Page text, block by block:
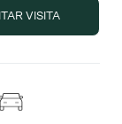
VISITA